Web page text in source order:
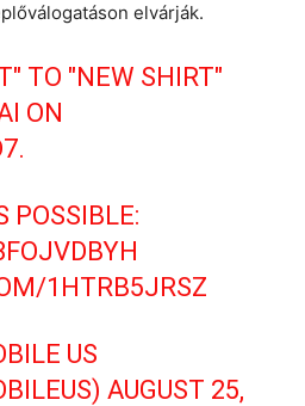
elvárják.
TO "NEW SHIRT"
ON
.
POSSIBLE:
1HTRB5JRSZ
US
AUGUST 25,